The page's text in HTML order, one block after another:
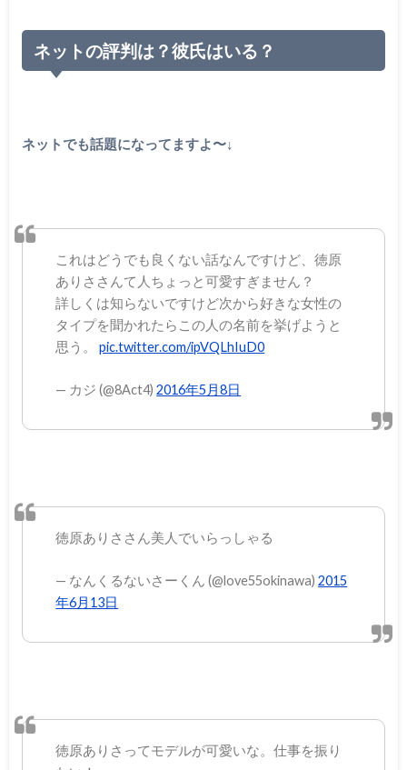
ネットの評判は？彼氏はいる？
ネットでも話題になってますよ〜↓
これはどうでも良くない話なんですけど、徳原
ありささんて人ちょっと可愛すぎません？
詳しくは知らないですけど次から好きな女性の
タイプを聞かれたらこの人の名前を挙げようと
思う。pic.twitter.com/ipVQLhIuD0
— カジ (@8Act4)2016年5月8日
徳原ありささん美人でいらっしゃる
— なんくるないさーくん (@love55okinawa)2015
年6月13日
徳原ありさってモデルが可愛いな。仕事を振り